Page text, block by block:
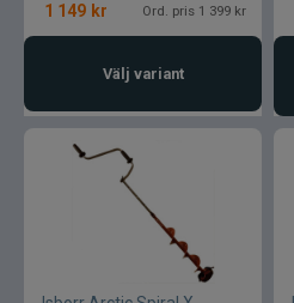
1 149 kr Ord. pris 1 399 kr
Välj variant